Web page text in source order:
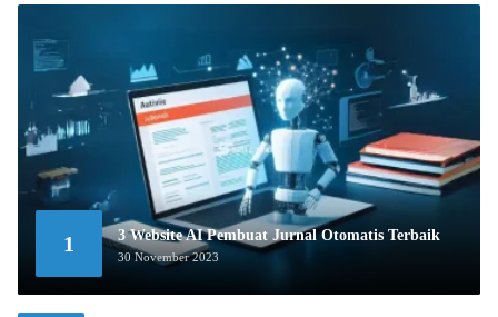
1 3 Website AI Pembuat Jurnal Otomatis Terbaik
30 November 2023